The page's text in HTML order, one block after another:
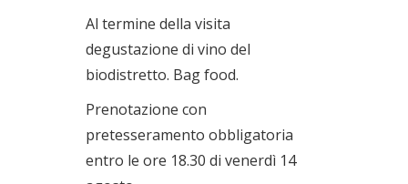
Al termine della visita
degustazione di vino del
biodistretto. Bag food.
Prenotazione con
pretesseramento obbligatoria
entro le ore 18.30 di venerdì 14